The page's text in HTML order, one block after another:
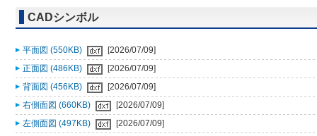
CADシンボル
平面図 (550KB)
[2026/07/09]
正面図 (486KB)
[2026/07/09]
背面図 (456KB)
[2026/07/09]
右側面図 (660KB)
[2026/07/09]
左側面図 (497KB)
[2026/07/09]